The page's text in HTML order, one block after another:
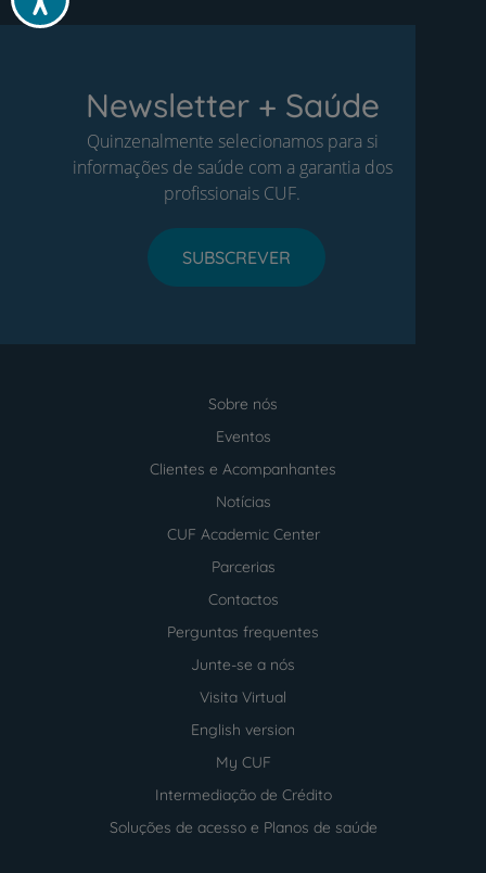
Newsletter + Saúde
Quinzenalmente selecionamos para si
informações de saúde com a garantia dos
profissionais CUF.
SUBSCREVER
Sobre nós
Eventos
Clientes e Acompanhantes
Notícias
CUF Academic Center
Parcerias
Contactos
Perguntas frequentes
Junte-se a nós
Visita Virtual
English version
My CUF
Intermediação de Crédito
Soluções de acesso e Planos de saúde